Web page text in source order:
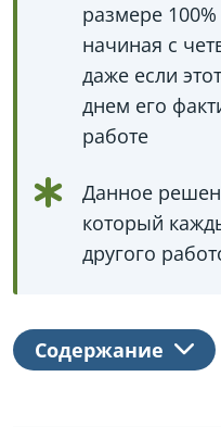
размере
начиная с
даже если
днем его
работе
Данное
который
другого
Содержание